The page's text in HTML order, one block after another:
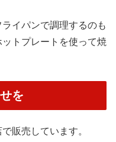
イパンで調理するのも
トプレートを使って焼
を
販売しています。